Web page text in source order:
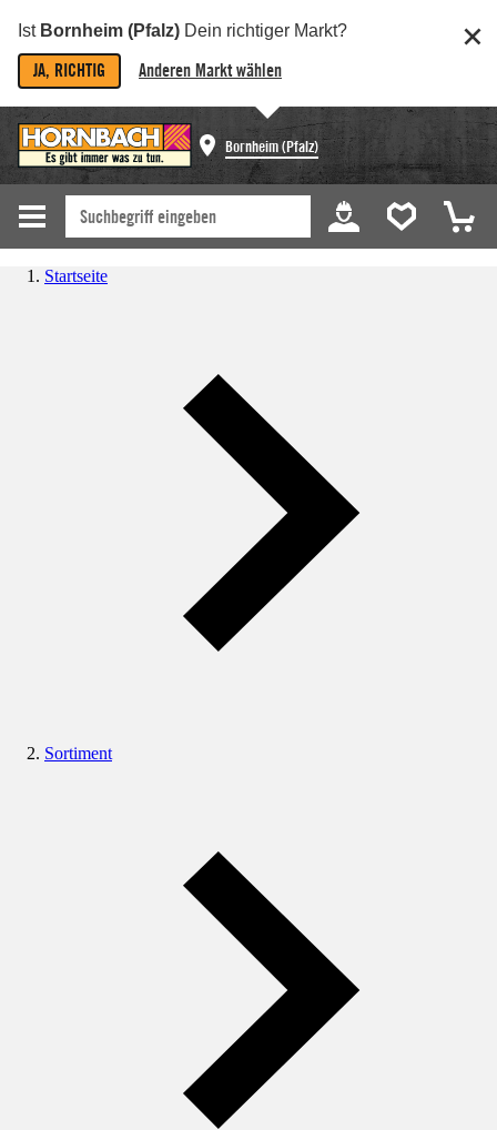
Ist Bornheim (Pfalz) Dein richtiger Markt?
JA, RICHTIG Anderen Markt wählen
Bornheim (Pfalz)
Startseite
Sortiment